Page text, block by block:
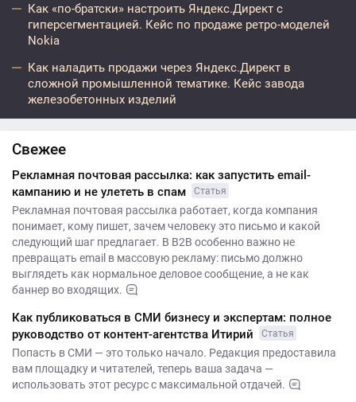
Как «по-братски» настроить Яндекс.Директ с
гиперсегментацией. Кейс по продаже ретро-моделей
Nokia
Как наладить продажи через Яндекс.Директ в
сложной промышленной тематике. Кейс завода
железобетонных изделий
Свежее
Рекламная почтовая рассылка: как запустить email-
кампанию и не улететь в спам
Статья
Рекламная почтовая рассылка работает, когда компания
понимает, кому пишет, зачем человеку это письмо и какой
следующий шаг предлагает. В B2B особенно важно не
превращать email в массовую рекламу: письмо должно
выглядеть как нормальное деловое сообщение, а не как
баннер во входящих.
Как публиковаться в СМИ бизнесу и экспертам: полное
руководство от контент-агентства Итирий
Статья
Попасть в СМИ — это только начало. Редакция предоставила
вам площадку и читателей, теперь ваша задача —
использовать этот ресурс с максимальной отдачей.